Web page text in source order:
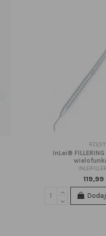
RZĘSY
InLei®
119,99